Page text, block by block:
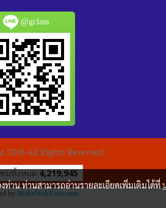
@gclass
2016 All Rights Reserved
มวันนี้ 1,187
by MakeWebEasy.com
ท่าน ท่านสามารถอ่านรายละเอียดเพิ่มเติมได้ที่